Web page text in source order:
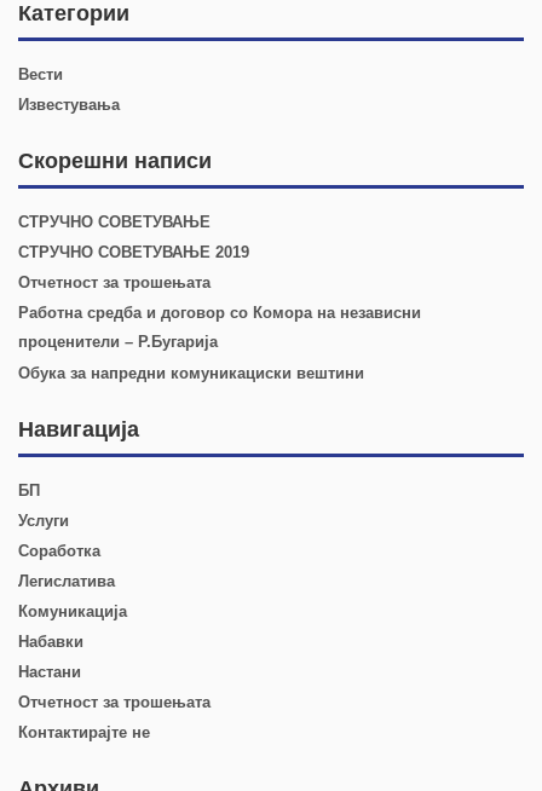
Категории
Вести
Известувања
Скорешни написи
СТРУЧНО СОВЕТУВАЊЕ
СТРУЧНО СОВЕТУВАЊЕ 2019
Отчетност за трошењата
Работна средба и договор со Комора на независни
проценители – Р.Бугарија
Обука за напредни комуникациски вештини
Навигација
БП
Услуги
Соработка
Легислатива
Комуникација
Набавки
Настани
Отчетност за трошењата
Контактирајте не